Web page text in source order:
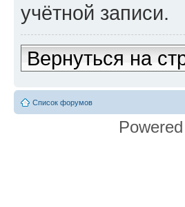
учётной записи.
Вернуться на
Список форумов